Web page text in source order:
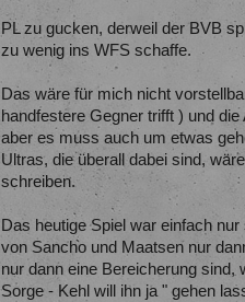
PL zu gucken, derweil der BVB
zu wenig ins WFS schaffe.
Das wäre für mich nicht
handfestere Gegner trifft ) und
aber es muss auch um etwas
Ultras, die überall dabei sind,
schreiben.
Das heutige Spiel war einfach
von Sancho und Maatsen nur
nur dann eine Bereicherung sind,
Sorge - Kehl will ihn ja " gehen